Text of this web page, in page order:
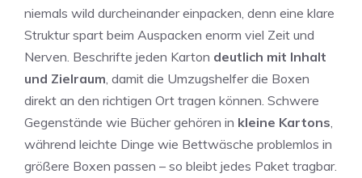
niemals wild durcheinander einpacken, denn eine klare
Struktur spart beim Auspacken enorm viel Zeit und
Nerven. Beschrifte jeden Karton deutlich mit Inhalt
und Zielraum, damit die Umzugshelfer die Boxen
direkt an den richtigen Ort tragen können. Schwere
Gegenstände wie Bücher gehören in kleine Kartons,
während leichte Dinge wie Bettwäsche problemlos in
größere Boxen passen – so bleibt jedes Paket tragbar.